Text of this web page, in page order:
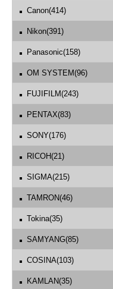
Canon(414)
Nikon(391)
Panasonic(158)
OM SYSTEM(96)
FUJIFILM(243)
PENTAX(83)
SONY(176)
RICOH(21)
SIGMA(215)
TAMRON(46)
Tokina(35)
SAMYANG(85)
COSINA(103)
KAMLAN(35)